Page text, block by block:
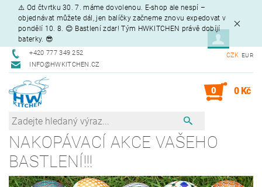
⚠️ Od čtvrtku 30. 7. máme dovolenou. E-shop ale nespí –
objednávat můžete dál, jen balíčky začneme znovu expedovat v
pondělí 10. 8. 😊 Bastlení zdar! Tým HWKITCHEN právě dobíjí
baterky. 😎
+420 777 349 252
INFO@HWKITCHEN.CZ
CZK EUR
0 0 Kč
NAKOPÁVACÍ AKCE VAŠEHO
BASTLENÍ!!!